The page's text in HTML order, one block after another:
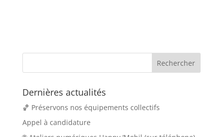
Dernières actualités
🏀 Préservons nos équipements collectifs
Appel à candidature